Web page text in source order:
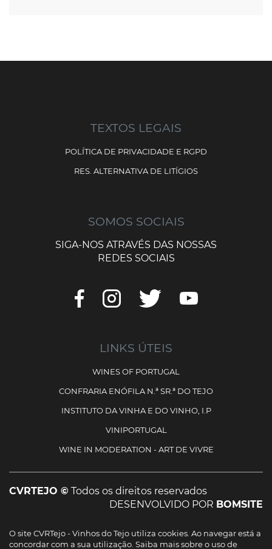
TEXTOS LEGAIS
POLÍTICA DE PRIVACIDADE E RGPD
RES. ALTERNATIVA DE LITÍGIOS
SOMOS SOCIAIS
SIGA-NOS ATRAVÉS DAS NOSSAS
REDES SOCIAIS
LINKS ÚTEIS
WINES OF PORTUGAL
CONFRARIA ENÓFILA N.ª SR.ª DO TEJO
INSTITUTO DA VINHA E DO VINHO, I.P
VINIPORTUGAL
WINE IN MODERATION - ART DE VIVRE
CVRTEJO © Todos os direitos reservados
DESENVOLVIDO POR BOMSITE
Cofinanciado por:
O site CVRTejo - Vinhos do Tejo utiliza cookies. Ao navegar está a
concordar com a sua utilização. Saiba mais sobre o uso de